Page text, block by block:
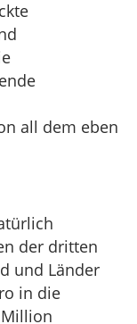
all dem eben
der dritten
und Länder
in die